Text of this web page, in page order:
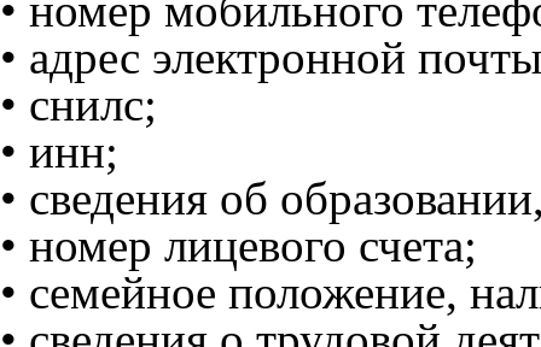
• адрес электронной
• снилс;
• инн;
• сведения об
• номер лицевого счета;
• семейное положение,